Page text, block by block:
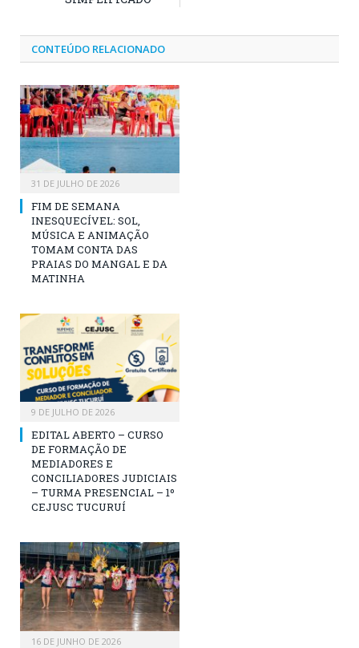
CONTEÚDO RELACIONADO
31 DE JULHO DE 2026
FIM DE SEMANA
INESQUECÍVEL: SOL,
MÚSICA E ANIMAÇÃO
TOMAM CONTA DAS
PRAIAS DO MANGAL E DA
MATINHA
9 DE JULHO DE 2026
EDITAL ABERTO – CURSO
DE FORMAÇÃO DE
MEDIADORES E
CONCILIADORES JUDICIAIS
– TURMA PRESENCIAL – 1º
CEJUSC TUCURUÍ
16 DE JUNHO DE 2026